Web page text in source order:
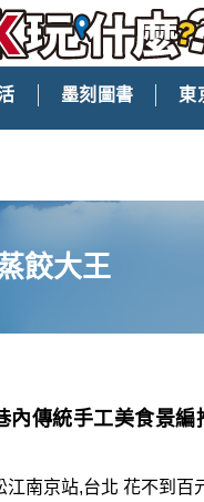
墨刻圖書 東
餃大王
內傳統手工美食景編
江南京站,台北 花不到百